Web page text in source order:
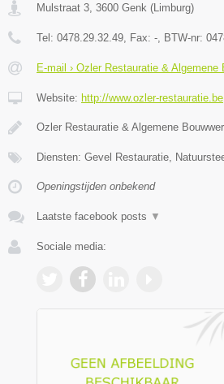
Mulstraat 3 3600 Genk (Limburg)
Tel: 0478.29.32.49 , Fax: - , BTW-nr:
E-mail › Ozler Restauratie & Algemene
Website: http://www.ozler-restauratie.be
Ozler Restauratie & Algemene
Diensten: Gevel Restauratie,
Openingstijden onbekend
Laatste facebook posts ▼
Sociale media: